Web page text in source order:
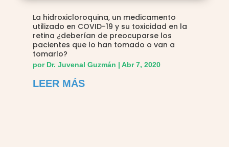
La hidroxicloroquina, un medicamento
utilizado en COVID-19 y su toxicidad en la
retina ¿deberían de preocuparse los
pacientes que lo han tomado o van a
tomarlo?
por Dr. Juvenal Guzmán | Abr 7, 2020
LEER MÁS